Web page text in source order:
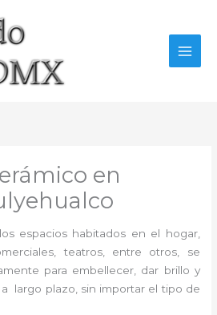
en
espacios habitados en el hogar,
teatros, entre otros, se
para embellecer, dar brillo y
largo plazo, sin importar el tipo de